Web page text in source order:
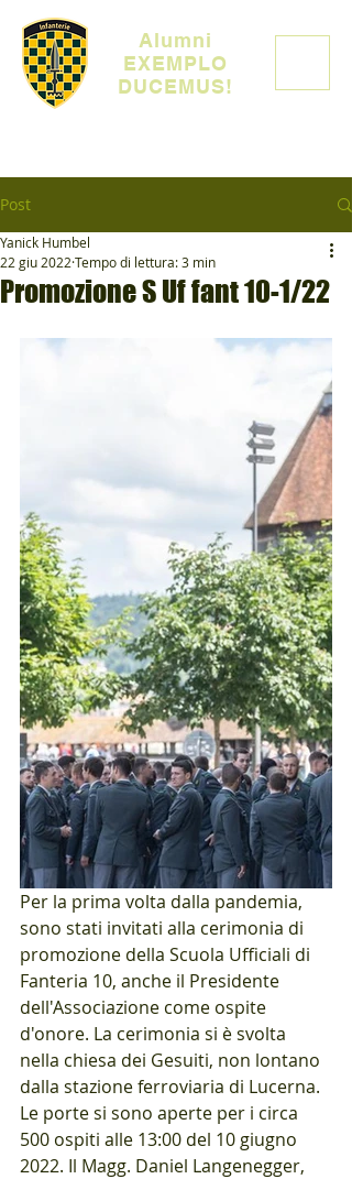
Alumni
EXEMPLO
DUCEMUS!
Post
Promozione S Uf fant 10-1/22
Yanick Humbel
22 giu 2022 Tempo di lettura: 3 min
Per la prima volta dalla pandemia,
sono stati invitati alla cerimonia di
promozione della Scuola Ufficiali di
Fanteria 10, anche il Presidente
dell'Associazione come ospite
d'onore. La cerimonia si è svolta
nella chiesa dei Gesuiti, non lontano
dalla stazione ferroviaria di Lucerna.
Le porte si sono aperte per i circa
500 ospiti alle 13:00 del 10 giugno
2022. Il Magg. Daniel Langenegger,